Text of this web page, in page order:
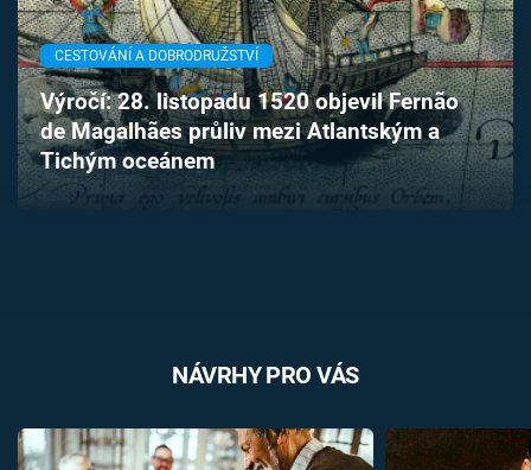
TV Program
Časopis
Sledujte prima+
Přihlášení
CESTOVÁNÍ A DOBRODRUŽSTVÍ
Výročí: 28. listopadu 1520 objevil Fernão
de Magalhães průliv mezi Atlantským a
Tichým oceánem
NÁVRHY PRO VÁS